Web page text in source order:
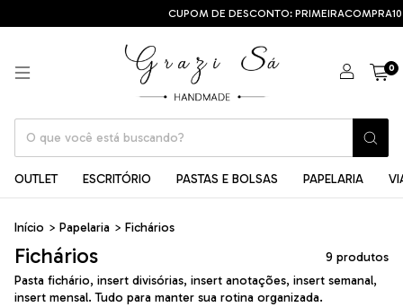
CUPOM DE DESCONTO: PRIMEIRACOMPRA10
0
OUTLET ESCRITÓRIO PASTAS E BOLSAS PAPELARIA
Início > Papelaria > Fichários
Fichários
9 produtos
Pasta fichário, insert divisórias, insert anotações, insert semanal,
insert mensal. Tudo para manter sua rotina organizada.